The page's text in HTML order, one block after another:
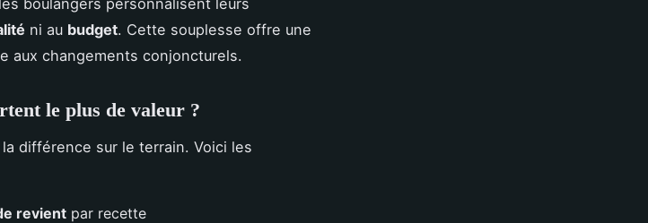
boulangers personnalisent leurs
ni au budget. Cette souplesse offre une
aux changements conjoncturels.
le plus de valeur ?
différence sur le terrain. Voici les
revient par recette